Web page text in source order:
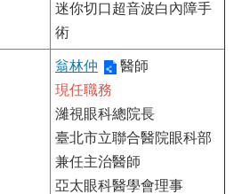
迷你切口超音波白內障手
術
翁林仲
醫師
現任職務
濰視眼科總院長
臺北市立聯合醫院眼科部
兼任主治醫師
亞太眼科醫學會理事